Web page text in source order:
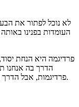
העומדות בפנינו
פרדיגמה היא הנחת
הדרך בה אנחנו
פרדיגמות, אבל הדרך האמיתית להגיע לפריצת דרך היא שינוי פרדיגמה.